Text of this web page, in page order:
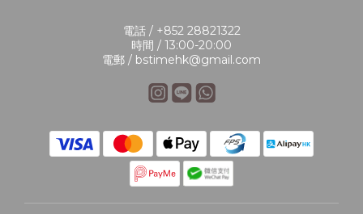
電話 / +852 28821322
時間 / 13:00-20:00
電郵 / bstimehk@gmail.com